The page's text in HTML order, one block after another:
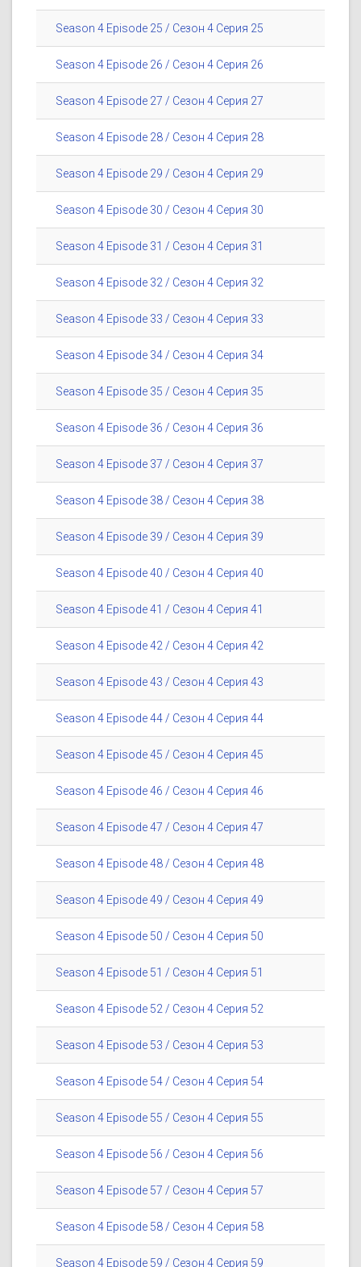
Season 4 Episode 25 / Сезон 4 Серия 25
Season 4 Episode 26 / Сезон 4 Серия 26
Season 4 Episode 27 / Сезон 4 Серия 27
Season 4 Episode 28 / Сезон 4 Серия 28
Season 4 Episode 29 / Сезон 4 Серия 29
Season 4 Episode 30 / Сезон 4 Серия 30
Season 4 Episode 31 / Сезон 4 Серия 31
Season 4 Episode 32 / Сезон 4 Серия 32
Season 4 Episode 33 / Сезон 4 Серия 33
Season 4 Episode 34 / Сезон 4 Серия 34
Season 4 Episode 35 / Сезон 4 Серия 35
Season 4 Episode 36 / Сезон 4 Серия 36
Season 4 Episode 37 / Сезон 4 Серия 37
Season 4 Episode 38 / Сезон 4 Серия 38
Season 4 Episode 39 / Сезон 4 Серия 39
Season 4 Episode 40 / Сезон 4 Серия 40
Season 4 Episode 41 / Сезон 4 Серия 41
Season 4 Episode 42 / Сезон 4 Серия 42
Season 4 Episode 43 / Сезон 4 Серия 43
Season 4 Episode 44 / Сезон 4 Серия 44
Season 4 Episode 45 / Сезон 4 Серия 45
Season 4 Episode 46 / Сезон 4 Серия 46
Season 4 Episode 47 / Сезон 4 Серия 47
Season 4 Episode 48 / Сезон 4 Серия 48
Season 4 Episode 49 / Сезон 4 Серия 49
Season 4 Episode 50 / Сезон 4 Серия 50
Season 4 Episode 51 / Сезон 4 Серия 51
Season 4 Episode 52 / Сезон 4 Серия 52
Season 4 Episode 53 / Сезон 4 Серия 53
Season 4 Episode 54 / Сезон 4 Серия 54
Season 4 Episode 55 / Сезон 4 Серия 55
Season 4 Episode 56 / Сезон 4 Серия 56
Season 4 Episode 57 / Сезон 4 Серия 57
Season 4 Episode 58 / Сезон 4 Серия 58
Season 4 Episode 59 / Сезон 4 Серия 59